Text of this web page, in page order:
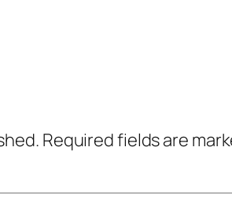
Required fields are